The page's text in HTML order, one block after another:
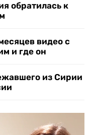
обратилась к
видео с
и где он
из Сирии